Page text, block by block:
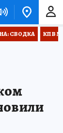
СВОДКА КП В